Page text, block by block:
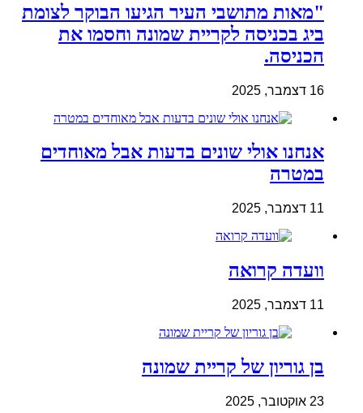
"מאות מתושבי העיר הגיעו הבוקר לצומת
ביג בכניסה לקריית שמונה וחסמו את
הכניסה.
16 דצמבר, 2025
אנחנו אולי שונים בדעות אבל מאוחדים
במטרה
11 דצמבר, 2025
וועדה קרואה
11 דצמבר, 2025
בן גוריון של קריית שמונה
23 אוקטובר, 2025